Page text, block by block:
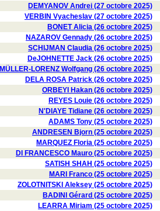
DEMYANOV Andrei (27 octobre 2025)
VERBIN Vyacheslav (27 octobre 2025)
BONET Alicia (26 octobre 2025)
NAZAROV Gennady (26 octobre 2025)
SCHIJMAN Claudia (26 octobre 2025)
DeJOHNETTE Jack (26 octobre 2025)
MÜLLER-LORENZ Wolfgang (26 octobre 2025)
DELA ROSA Patrick (26 octobre 2025)
ORBEYI Hakan (26 octobre 2025)
REYES Louie (26 octobre 2025)
N'DIAYE Tidiane (26 octobre 2025)
ADAMS Tony (25 octobre 2025)
ANDRESEN Bjorn (25 octobre 2025)
MARQUEZ Floria (25 octobre 2025)
DI FRANCESCO Mauro (25 octobre 2025)
SATISH SHAH (25 octobre 2025)
MARI Franco (25 octobre 2025)
ZOLOTNITSKI Aleksey (25 octobre 2025)
BADINI Gérard (25 octobre 2025)
LEARRA Miriam (25 octobre 2025)